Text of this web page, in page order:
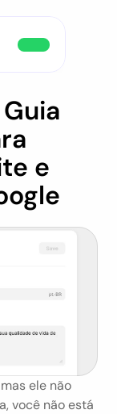
e
ele não
você não está